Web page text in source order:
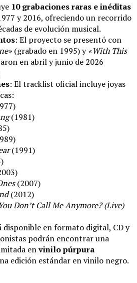
10 grabaciones raras e inéditas
y 2016, ofreciendo un recorrido
de evolución musical.
: El proyecto se presentó con
(grabado en 1995) y«With This
en abril y junio de 2026
: El tracklist oficial incluye joyas
(1981)
(1991)
(2007)
(2012)
Don’t Call Me Anymore? (Live)
disponible en formato digital, CD y
podrán encontrar una
envinilo púrpura
edición estándar en vinilo negro.